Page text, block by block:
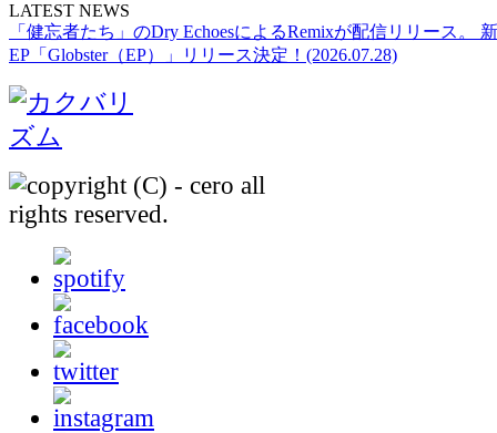
LATEST NEWS
「健忘者たち」のDry EchoesによるRemixが配信リリース。
EP「Globster（EP）」リリース決定！(2026.07.28)